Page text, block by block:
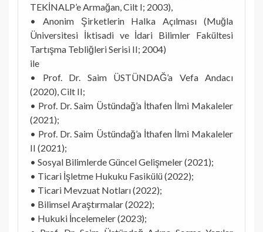
TEKİNALP’e Armağan, Cilt I; 2003),
• Anonim Şirketlerin Halka Açılması (Muğla
Üniversitesi İktisadi ve İdari Bilimler Fakültesi
Tartışma Tebliğleri Serisi II; 2004)
ile
• Prof. Dr. Saim ÜSTÜNDAĞ’a Vefa Andacı
(2020), Cilt II;
• Prof. Dr. Saim Üstündağ’a İthafen İlmi Makaleler
(2021);
• Prof. Dr. Saim Üstündağ’a İthafen İlmi Makaleler
II (2021);
• Sosyal Bilimlerde Güncel Gelişmeler (2021);
• Ticari İşletme Hukuku Fasikülü (2022);
• Ticari Mevzuat Notları (2022);
• Bilimsel Araştırmalar (2022);
• Hukuki İncelemeler (2023);